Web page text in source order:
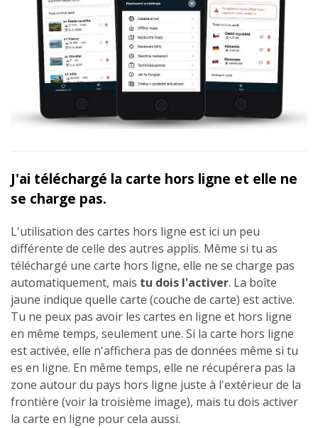
J'ai téléchargé la carte hors ligne et elle ne
se charge pas.
L'utilisation des cartes hors ligne est ici un peu
différente de celle des autres applis. Même si tu as
téléchargé une carte hors ligne, elle ne se charge pas
automatiquement, mais tu dois l'activer. La boîte
jaune indique quelle carte (couche de carte) est active.
Tu ne peux pas avoir les cartes en ligne et hors ligne
en même temps, seulement une. Si la carte hors ligne
est activée, elle n'affichera pas de données même si tu
es en ligne. En même temps, elle ne récupérera pas la
zone autour du pays hors ligne juste à l'extérieur de la
frontière (voir la troisième image), mais tu dois activer
la carte en ligne pour cela aussi.